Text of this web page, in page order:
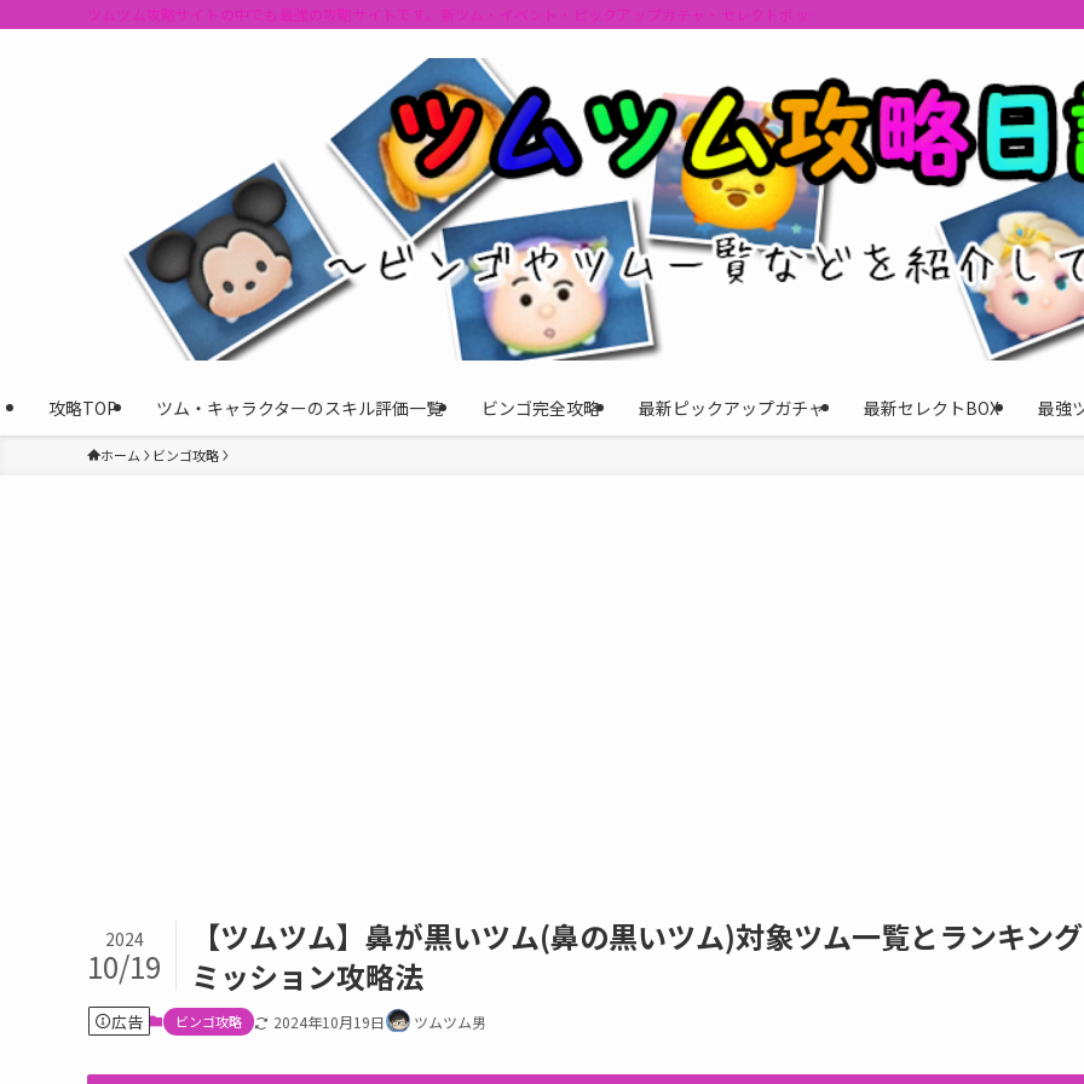
ツムツム攻略サイトの中でも最強の攻略サイトです。新ツム・イベント・ピックアップガチャ・セレクトボックスの情報を最速で提供しビンゴの
攻略TOP ツム・キャラクターのスキル評価一覧 ビンゴ完全攻略 最新ピックアップガチャ 最新セレクトBOX 最強
ホーム ビンゴ攻略
【ツムツム】鼻が黒いツム(鼻の黒いツム)対象ツム一覧とランキング
ミッション攻略法
2024
10/19
広告 ビンゴ攻略 2024年10月19日 ツムツム男